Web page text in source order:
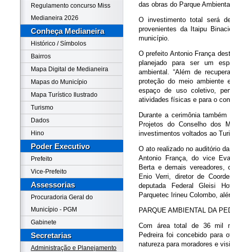
Regulamento concurso Miss
Medianeira 2026
Conheça Medianeira
Histórico / Símbolos
Bairros
Mapa Digital de Medianeira
Mapas do Município
Mapa Turístico Ilustrado
Turismo
Dados
Hino
Poder Executivo
Prefeito
Vice-Prefeito
Assessorias
Procuradoria Geral do
Município - PGM
Gabinete
Secretarias
Administração e Planejamento
das obras do Parque
O investimento total será
provenientes da Itaipu
município.
O prefeito Antonio França
planejado para ser um
ambiental. “Além de
proteção do meio ambiente
espaço de uso coletivo,
atividades físicas e para o
Durante a cerimônia
Projetos do Conselho dos
investimentos voltados ao
O ato realizado no auditório
Antonio França, do vice
Berta e demais vereadores,
Enio Verri, diretor de
deputada Federal Gleisi
Parquetec Irineu Colombo,
PARQUE AMBIENTAL DA
Com área total de 36 mil
Pedreira foi concebido para
natureza para moradores e